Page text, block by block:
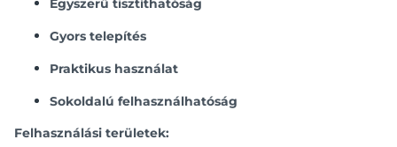
Egyszerű tisztíthatóság
Gyors telepítés
Praktikus használat
Sokoldalú felhasználhatóság
Felhasználási területek: